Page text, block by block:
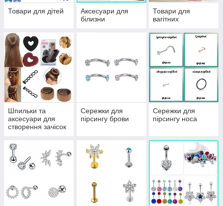
Товари для дітей
Аксесуари для
білизни
Товари для
вагітних
Шпильки та
аксесуари для
створення зачісок
Сережки для
пірсингу брови
Сережки для
пірсингу носа